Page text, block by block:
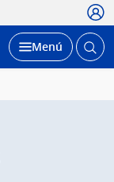
Desplegar
Menú Abrir